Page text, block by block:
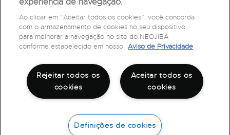
CEP: 40.301-210
Salvador, Bahia, Brasil
Telefone:(71) 3032-1073
2026Todos os direitos reservados
experiência de navegação.
Ao clicar em “Aceitar todos os cookies”, você concorda
com o armazenamento de cookies no seu dispositivo
para melhorar a navegação no site do NEOJIBA
conforme estabelecido em nosso Aviso de Privacidade
Aceitar todos os
cookies
Rejeitar todos os
cookies
Definições de cookies